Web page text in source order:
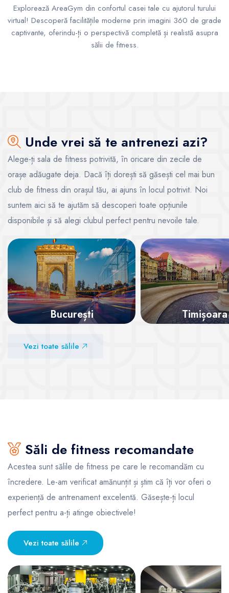
Explorează AreaGym din confortul casei tale cu ajutorul turului
virtual! Descoperă facilitățile moderne prin imagini 360 de grade
captivante, oferindu-ți o perspectivă completă și realistă asupra
sălii de fitness.
Unde vrei să te antrenezi azi?
Alege-ți sala de fitness potrivită, în oricare din zecile de
orașe adăugate deja. Dacă îți dorești să găsești cel mai bun
club de fitness din orașul tău, ai ajuns în locul potrivit. Noi
suntem aici să te ajutăm să descoperi toate opțiunile
disponibile și să alegi clubul perfect pentru nevoile tale.
București
Vezi sălile
Timișoara
Vezi toate sălile
Săli de fitness recomandate
Acestea sunt sălile de fitness pe care le recomandăm cu
încredere. Le-am verificat amănunțit și știm că îți vor oferi o
experiență de antrenament excelentă. Găsește-ți locul
perfect pentru a-ți atinge obiectivele!
Vezi toate sălile